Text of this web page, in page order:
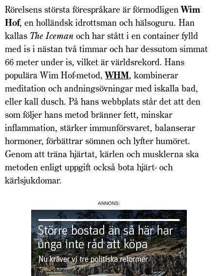
Rörelsens största förespråkare är förmodligenWim
Hof, en holländsk idrottsman och hälsoguru. Han
kallas The Iceman och har stått i en container fylld
med is i nästan två timmar och har dessutom simmat
66 meter under is, vilket är världsrekord. Hans
populära Wim Hof-metod,WHM, kombinerar
meditation och andningsövningar med iskalla bad,
eller kall dusch. På hans webbplats står det att den
som följer hans metod bränner fett, minskar
inflammation, stärker immunförsvaret, balanserar
hormoner, förbättrar sömnen och lyfter humöret.
Genom att träna hjärtat, kärlen och musklerna ska
metoden enligt uppgift också bota hjärt- och
kärlsjukdomar.
ANNONS: